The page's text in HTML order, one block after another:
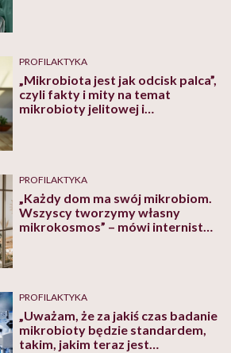
PROFILAKTYKA
„Mikrobiota jest jak odcisk palca”,
czyli fakty i mity na temat
mikrobioty jelitowej i
PROFILAKTYKA
„Każdy dom ma swój mikrobiom.
Wszyscy tworzymy własny
mikrokosmos” – mówi internistka
PROFILAKTYKA
„Uważam, że za jakiś czas badanie
mikrobioty będzie standardem,
takim, jakim teraz jest